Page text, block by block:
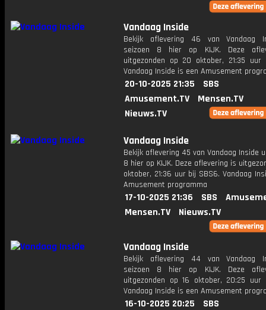
Vandaag Inside
Bekijk aflevering 46 van Vandaag
seizoen 8 hier op KIJK. Deze
uitgezonden op 20 oktober, 21:35 uur
Vandaag Inside is een Amusement
20-10-2025 21:35
SBS
Amusement.TV
Mensen.TV
Nieuws.TV
Vandaag Inside
Bekijk aflevering 45 van Vandaag Inside
8 hier op KIJK. Deze aflevering is
oktober, 21:36 uur bij SBS6. Vandaag
Amusement programma
17-10-2025 21:36 SBS
Mensen.TV
Nieuws.TV
Vandaag Inside
Bekijk aflevering 44 van Vandaag
seizoen 8 hier op KIJK. Deze
uitgezonden op 16 oktober, 20:25 uur
Vandaag Inside is een Amusement
16-10-2025 20:25
SBS